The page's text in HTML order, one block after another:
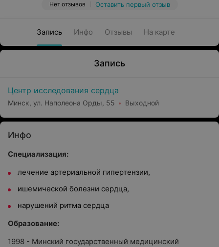
Нет отзывов Оставить первый отзыв
Запись Инфо Отзывы На карте
Запись
Центр исследования сердца
Минск, ул. Наполеона Орды, 55 Выходной
Инфо
Специализация:
лечение артериальной гипертензии,
ишемической болезни сердца,
нарушений ритма сердца
Образование:
1998 - Минский государственный медицинский